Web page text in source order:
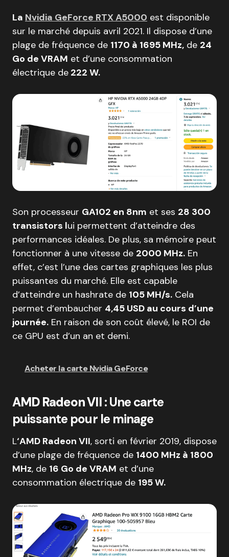
La Nvidia GeForce RTX A5000 est disponible
sur le marché depuis avril 2021. Il dispose d’une
plage de fréquence de 1170 à 1695 MHz, de 24
Go de VRAM et d’une consommation
électrique de 222 W.
Son processeur GA102 en 8nm et ses 28 300
transistors lui permettent d’atteindre des
performances idéales. De plus, sa mémoire peut
fonctionner à une vitesse de 2000 MHz. En
effet, c’est l’une des cartes graphiques les plus
puissantes du marché. Elle est capable
d’atteindre un hashrate de 105 MH/s. Cela
permet d’embaucher 4,45 USD au cours d’une
journée. En raison de son coût élevé, le ROI de
ce GPU est d’un an et demi.
Acheter la carte Nvidia GeForce
AMD Radeon VII: Une carte
puissante pour le minage
L‘AMD Radeon VII, sorti en février 2019, dispose
d’une plage de fréquence de 1400 MHz à 1800
MHz, de 16 Go de VRAM et d’une
consommation électrique de 195 W.